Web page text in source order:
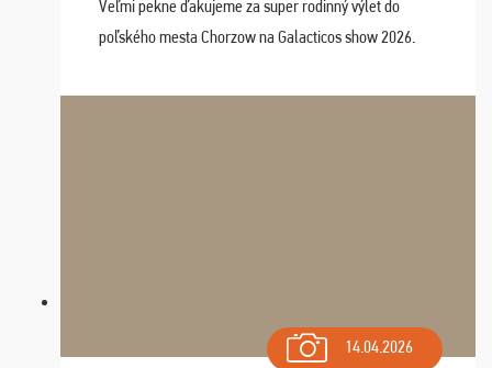
Veľmi pekne ďakujeme za super rodinný výlet do
poľského mesta Chorzow na Galacticos show 2026.
Navštívili sme aj zábavný park Legendia, previe ...
14.04.2026